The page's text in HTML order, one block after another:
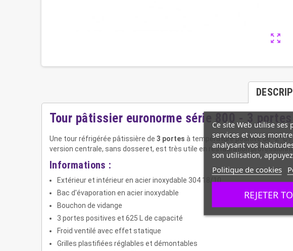
zoom_out_map
Tour pâtissier euronorme série 800 - 3 portes
Une tour réfrigérée pâtissière de 3 portes à température positive de -2° C
version centrale, sans dosseret, est très utile en restauration
Informations :
Extérieur et intérieur en acier inoxydable 304 18/10
Bac d'évaporation en acier inoxydable
Bouchon de vidange
3 portes positives et 625 L de capacité
Froid ventilé avec effet statique
Grilles plastifiées réglables et démontables
Ce site Web utilise ses
services et vous
analysant vos
son utilisation,
Politique de cookies
REJETER